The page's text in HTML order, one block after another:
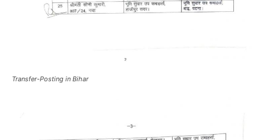
Transfer-Posting in Bihar